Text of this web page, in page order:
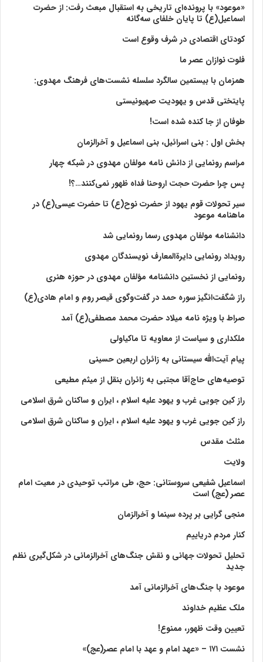
«موعود» با پرونده‌ای تاریخی به استقبال مبعث رفت: از حضرت
اسماعیل(ع) تا پایان خلفای سه‌گانه
کودتای اقتصادی در شرف وقوع است
فلوت نوازان عصر ما
همزمان با بیستمین سالگرد سلسله نشست‌های فرهنگ مهدوی:‌
پایتختی قدس و یهودیت صهیونیستی
طوفان از جا کنده شده است!
بخش اول : بنی اسرائیل، بنی اسماعیل و آخرالزمان
مراسم رونمایی از دانش نامه مولفان مهدوی در شبکه چهار
پس چرا حضرت حجت اروحنا فداه ظهور نمی‌کنند…؟!
سیر تحولات قوم یهود از حضرت نوح(ع) تا حضرت عیسی(ع) در
ماهنامه موعود
دانشنامه مولفان مهدوی رسما رونمایی شد
رویداد رونمایی دایرةالمعارف نویسندگان مهدوی
رونمایی از نخستین دانشنامه مؤلفان مهدوی در حوزه هنری
راز شگفت‌انگیز سوره حمد در گفت‌وگوی قیصر روم و امام هادی(ع)
صراط با ویژه نامه میلاد حضرت محمد مصطفی(ع) آمد
ملکداری و سیاست از معاویه تا ماکیاولی
پیام آیت‌الله سیستانی به زائران اربعین حسینی
توصیه‌های حاج‌آقا مجتبی به زائران بنقل از میثم مطیعی
راز کین جویی غرب و یهود علیه اسلام ، ایران و ساکنان شرق اسلامی
راز کین جویی غرب و یهود علیه اسلام ، ایران و ساکنان شرق اسلامی
مثلث مقدس
ولايت‏
اسماعیل شفیعی سروستانی: حج، طی مراتب توحیدی در معیت امام
عصر (عج) است
منجی گرایی بر پرده سینما و آخرالزمان
کنار مردم دریاییم
تحلیل تحولات جهانی و نقش جنگ‌های آخرالزمانی در شکل‌گیری نظم
جدید
موعود با جنگ‌های آخرالزمانی آمد
ملک عظیم خداوند
تعیین وقت ظهور، ممنوع!
نشست ۱۷۱ – «عهد امام و عهد با امام عصر(عج)»